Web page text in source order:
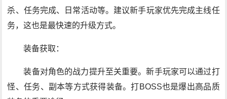
杀、任务完成、日常活动等。建议新手玩家优先完成主线任
务，这也是最快速的升级方式。
装备获取：
装备对角色的战力提升至关重要。新手玩家可以通过打
怪、任务、副本等方式获得装备。打BOSS也是爆出高品质